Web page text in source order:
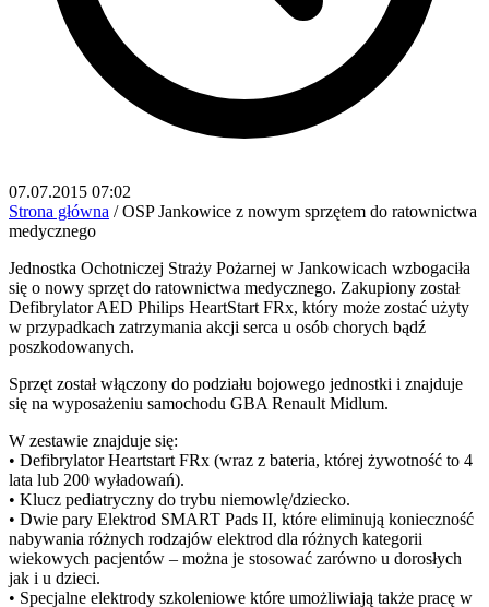
07.07.2015 07:02
Strona główna / OSP Jankowice z nowym sprzętem do ratownictwa
medycznego
Jednostka Ochotniczej Straży Pożarnej w Jankowicach wzbogaciła
się o nowy sprzęt do ratownictwa medycznego. Zakupiony został
Defibrylator AED Philips HeartStart FRx, który może zostać użyty
w przypadkach zatrzymania akcji serca u osób chorych bądź
poszkodowanych.
Sprzęt został włączony do podziału bojowego jednostki i znajduje
się na wyposażeniu samochodu GBA Renault Midlum.
W zestawie znajduje się:
• Defibrylator Heartstart FRx (wraz z bateria, której żywotność to 4
lata lub 200 wyładowań).
• Klucz pediatryczny do trybu niemowlę/dziecko.
• Dwie pary Elektrod SMART Pads II, które eliminują konieczność
nabywania różnych rodzajów elektrod dla różnych kategorii
wiekowych pacjentów – można je stosować zarówno u dorosłych
jak i u dzieci.
• Specjalne elektrody szkoleniowe które umożliwiają także pracę w